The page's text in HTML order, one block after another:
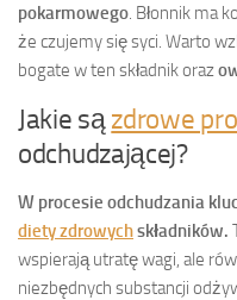
pokarmowego . Błonnik ma
że czujemy się syci. Warto
bogate w ten składnik oraz
Jakie sązdrowe
odchudzającej?
W procesie odchudzania
diety zdrowychskładników.
wspierają utratę wagi, ale
niezbędnych substancji